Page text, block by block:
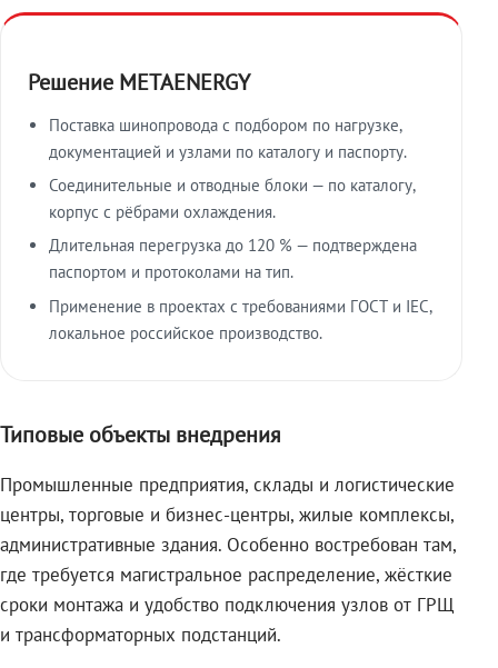
Решение METAENERGY
Поставка шинопровода с подбором по нагрузке,
документацией и узлами по каталогу и паспорту.
Соединительные и отводные блоки — по каталогу,
корпус с рёбрами охлаждения.
Длительная перегрузка до 120 % — подтверждена
паспортом и протоколами на тип.
Применение в проектах с требованиями ГОСТ и IEC,
локальное российское производство.
Типовые объекты внедрения
Промышленные предприятия, склады и логистические
центры, торговые и бизнес-центры, жилые комплексы,
административные здания. Особенно востребован там,
где требуется магистральное распределение, жёсткие
сроки монтажа и удобство подключения узлов от ГРЩ
и трансформаторных подстанций.